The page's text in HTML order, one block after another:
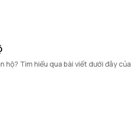
hộ? Tìm hiểu qua bài viết dưới đây của